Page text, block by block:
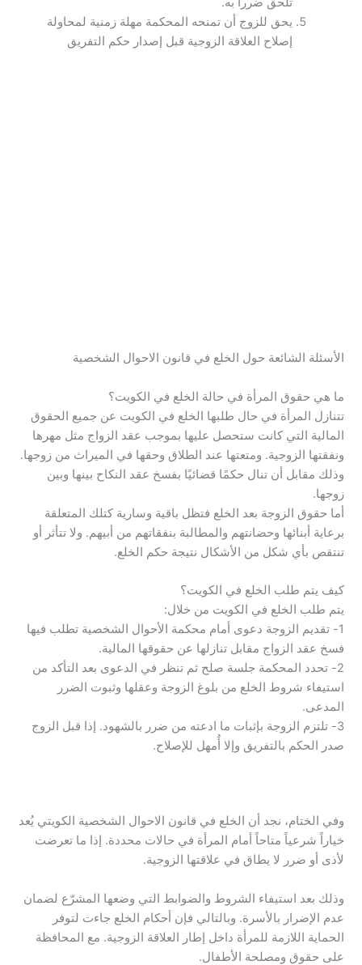
يحق للزوج أن تمنحه المحكمة مهلة زمنية لمحاولة
إصلاح العلاقة الزوجية قبل إصدار حكم التفريق
الأسئلة الشائعة حول الخلع في قانون الاحوال الشخصية
ما هي حقوق المرأة في حالة الخلع في الكويت؟
تتنازل المرأة في حال طلبها الخلع في الكويت عن جميع الحقوق
المالية التي كانت ستحصل عليها بموجب عقد الزواج مثل مهرها
ونفقتها الزوجية. ومتعتها عند الطلاق وحقها في الميراث من زوجها.
وذلك مقابل أن تنال حكمًا قضائيًا بفسخ عقد النكاح بينها وبين
زوجها.
أما حقوق الزوجة بعد الخلع فتظل باقية وسارية كتلك المتعلقة
برعاية أبنائها وحضانتهم والمطالبة بنفقاتهم من أبيهم. ولا تتأثر أو
تنتقص بأي شكل من الأشكال نتيجة حكم الخلع.
كيف يتم طلب الخلع في الكويت؟
يتم طلب الخلع في الكويت من خلال:
1- تقديم الزوجة دعوى أمام محكمة الأحوال الشخصية تطلب فيها
فسخ عقد الزواج مقابل تنازلها عن حقوقها المالية.
2- تحدد المحكمة جلسة صلح ثم تنظر في الدعوى بعد التأكد من
استيفاء شروط الخلع من بلوغ الزوجة وعقلها وثبوت الضرر
المدعى.
3- تلتزم الزوجة بإثبات ما ادعته من ضرر بالشهود. إذا قبل الزوج
صدر الحكم بالتفريق وإلا أُمهل للإصلاح.
وفي الختام، نجد أن الخلع في قانون الاحوال الشخصية الكويتي يُعد
خياراً شرعياً متاحاً أمام المرأة في حالات محددة. إذا ما تعرضت
لأذى أو ضرر لا يطاق في علاقتها الزوجية.
وذلك بعد استيفاء الشروط والضوابط التي وضعها المشرّع لضمان
عدم الإضرار بالأسرة. وبالتالي فإن أحكام الخلع جاءت لتوفر
الحماية اللازمة للمرأة داخل إطار العلاقة الزوجية. مع المحافظة
على حقوق ومصلحة الأطفال.